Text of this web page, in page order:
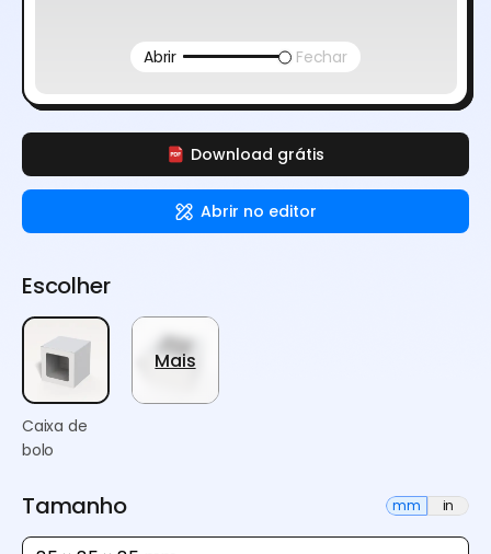
Download grátis
Abrir no editor
Abrir Fechar
Escolher
Caixa de
bolo
Mais
Tamanho mm in